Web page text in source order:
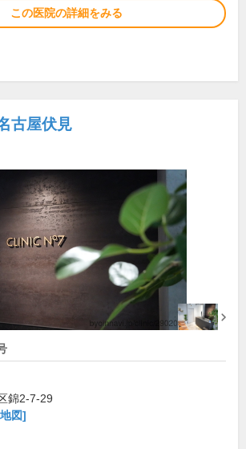
この医院の詳細をみる
古屋伏見
錦2-7-29
図]